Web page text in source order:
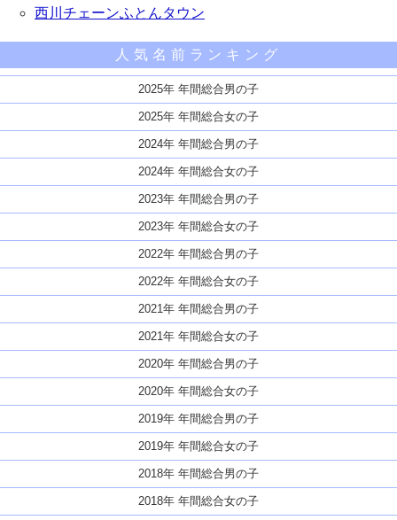
西川チェーンふとんタウン
人気名前ランキング
2025年 年間総合男の子
2025年 年間総合女の子
2024年 年間総合男の子
2024年 年間総合女の子
2023年 年間総合男の子
2023年 年間総合女の子
2022年 年間総合男の子
2022年 年間総合女の子
2021年 年間総合男の子
2021年 年間総合女の子
2020年 年間総合男の子
2020年 年間総合女の子
2019年 年間総合男の子
2019年 年間総合女の子
2018年 年間総合男の子
2018年 年間総合女の子